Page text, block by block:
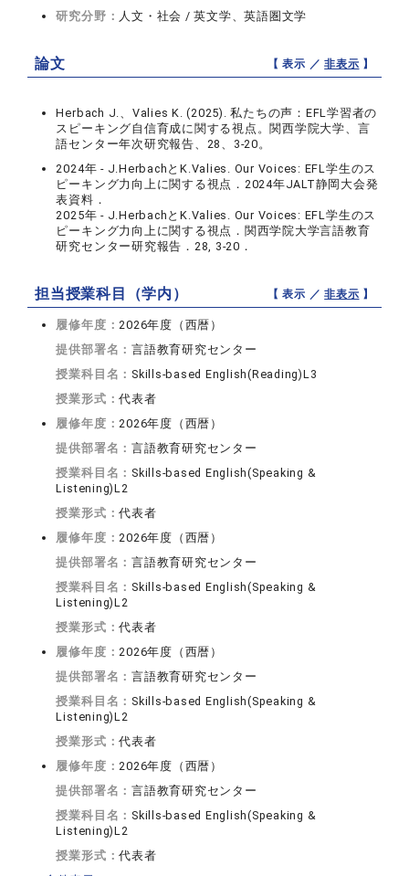
研究分野： 人文・社会 / 英文学、英語圏文学
論文 【 表示 ／非表示 】
Herbach J.、Valies K. (2025). 私たちの声：EFL学習者の
スピーキング自信育成に関する視点。関西学院大学、言
語センター年次研究報告、28、3-20。
2024年 - J.HerbachとK.Valies. Our Voices: EFL学生のス
ピーキング力向上に関する視点．2024年JALT静岡大会発
表資料．
2025年 - J.HerbachとK.Valies. Our Voices: EFL学生のス
ピーキング力向上に関する視点．関西学院大学言語教育
研究センター研究報告．28, 3-20．
担当授業科目（学内） 【 表示 ／非表示 】
履修年度：2026年度（西暦）
提供部署名：言語教育研究センター
授業科目名： Skills-based English(Reading)L3
授業形式：代表者
履修年度：2026年度（西暦）
提供部署名：言語教育研究センター
授業科目名： Skills-based English(Speaking &
Listening)L2
授業形式：代表者
履修年度：2026年度（西暦）
提供部署名：言語教育研究センター
授業科目名： Skills-based English(Speaking &
Listening)L2
授業形式：代表者
履修年度：2026年度（西暦）
提供部署名：言語教育研究センター
授業科目名： Skills-based English(Speaking &
Listening)L2
授業形式：代表者
履修年度：2026年度（西暦）
提供部署名：言語教育研究センター
授業科目名： Skills-based English(Speaking &
Listening)L2
授業形式：代表者